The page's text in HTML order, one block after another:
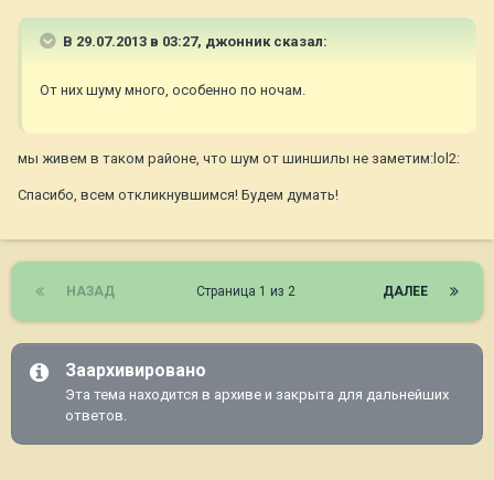
В 29.07.2013 в 03:27, джонник сказал:
От них шуму много, особенно по ночам.
мы живем в таком районе, что шум от шиншилы не заметим:lol2:
Спасибо, всем откликнувшимся! Будем думать!
НАЗАД ДАЛЕЕ
Страница 1 из 2
Заархивировано
Эта тема находится в архиве и закрыта для дальнейших
ответов.